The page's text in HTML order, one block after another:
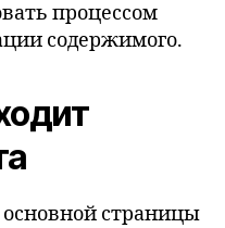
процессом
содержимого.
основной страницы